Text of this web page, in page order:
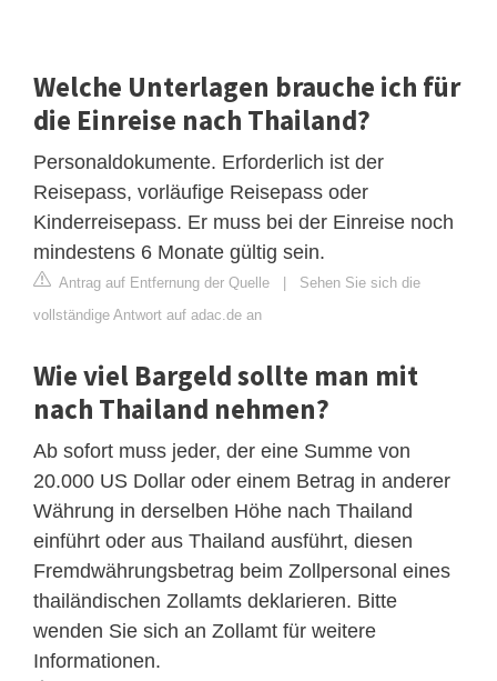
Welche Unterlagen brauche ich für
die Einreise nach Thailand?
Personaldokumente. Erforderlich ist der
Reisepass, vorläufige Reisepass oder
Kinderreisepass. Er muss bei der Einreise noch
mindestens 6 Monate gültig sein.
Antrag auf Entfernung der Quelle | Sehen Sie sich die
vollständige Antwort auf adac.de an
Wie viel Bargeld sollte man mit
nach Thailand nehmen?
Ab sofort muss jeder, der eine Summe von
20.000 US Dollar oder einem Betrag in anderer
Währung in derselben Höhe nach Thailand
einführt oder aus Thailand ausführt, diesen
Fremdwährungsbetrag beim Zollpersonal eines
thailändischen Zollamts deklarieren. Bitte
wenden Sie sich an Zollamt für weitere
Informationen.